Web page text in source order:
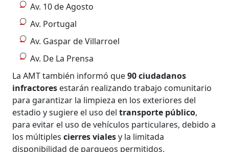
Av. 10 de Agosto
Av. Portugal
Av. Gaspar de Villarroel
Av. De La Prensa
La AMT también informó que90 ciudadanos
infractores estarán realizando trabajo comunitario
para garantizar la limpieza en los exteriores del
estadio y sugiere el uso deltransporte público,
para evitar el uso de vehículos particulares, debido a
los múltiplescierres vialesy la limitada
disponibilidad de parqueos permitidos.